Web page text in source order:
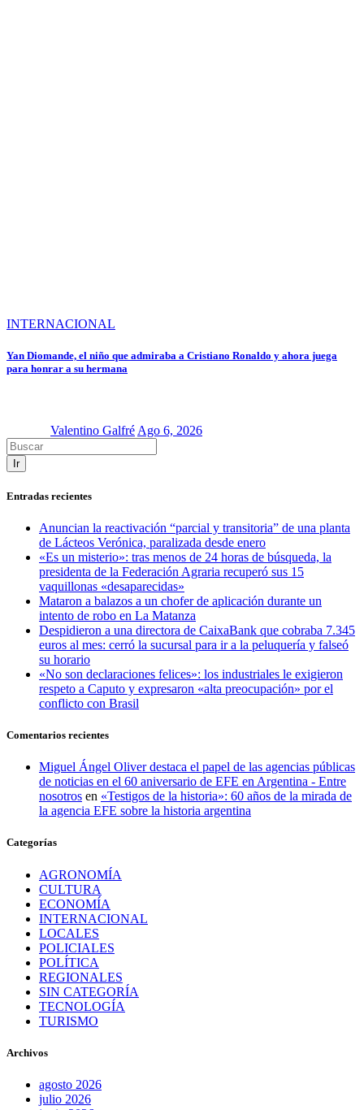
INTERNACIONAL
Yan Diomande, el niño que admiraba a Cristiano Ronaldo y ahora juega
para honrar a su hermana
Valentino Galfré Ago 6, 2026
Ir
Entradas recientes
Anuncian la reactivación “parcial y transitoria” de una planta
de Lácteos Verónica, paralizada desde enero
«Es un misterio»: tras menos de 24 horas de búsqueda, la
presidenta de la Federación Agraria recuperó sus 15
vaquillonas «desaparecidas»
Mataron a balazos a un chofer de aplicación durante un
intento de robo en La Matanza
Despidieron a una directora de CaixaBank que cobraba 7.345
euros al mes: cerró la sucursal para ir a la peluquería y falseó
su horario
«No son declaraciones felices»: los industriales le exigieron
respeto a Caputo y expresaron «alta preocupación» por el
conflicto con Brasil
Comentarios recientes
Miguel Ángel Oliver destaca el papel de las agencias públicas
de noticias en el 60 aniversario de EFE en Argentina - Entre
nosotros en «Testigos de la historia»: 60 años de la mirada de
la agencia EFE sobre la historia argentina
Categorías
AGRONOMÍA
CULTURA
ECONOMÍA
INTERNACIONAL
LOCALES
POLICIALES
POLÍTICA
REGIONALES
SIN CATEGORÍA
TECNOLOGÍA
TURISMO
Archivos
agosto 2026
julio 2026